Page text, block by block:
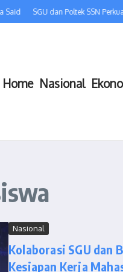
SGU dan Poltek SSN
Home Nasional
Nasional
Kolaborasi SGU dan
Kesiapan Kerja